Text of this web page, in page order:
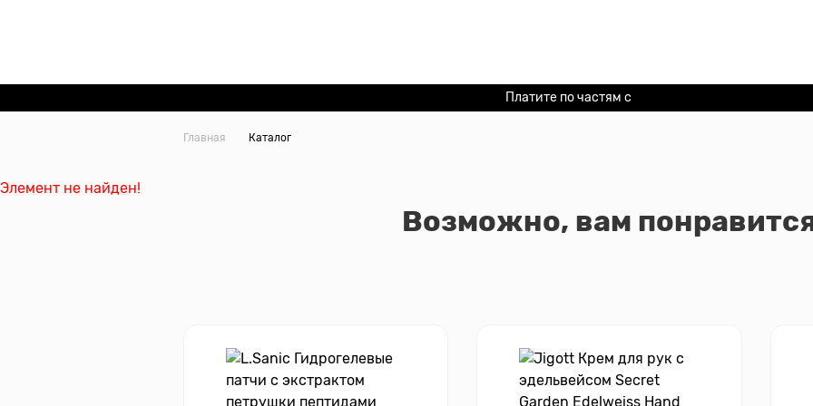
Платите по частям с
Главная Каталог
Элемент не найден!
Возможно, вам